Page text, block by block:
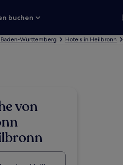
buchen
Württemberg Hotels in Heilbronn
von